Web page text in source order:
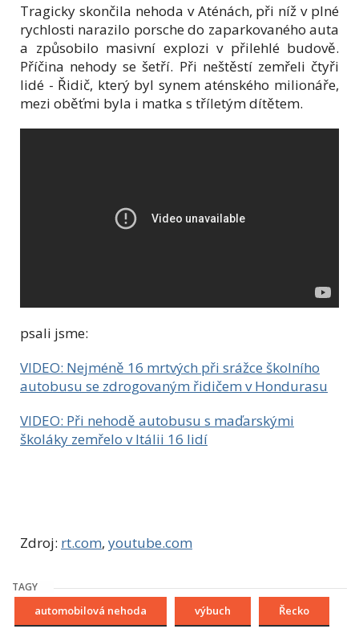
Tragicky skončila nehoda v Aténách, při níž v plné
rychlosti narazilo porsche do zaparkovaného auta
a způsobilo masivní explozi v přilehlé budově.
Příčina nehody se šetří. Při neštěstí zemřeli čtyři
lidé - Řidič, který byl synem aténského milionáře,
mezi oběťmi byla i matka s tříletým dítětem.
psali jsme:
VIDEO: Nejméně 16 mrtvých při srážce školního
autobusu se zdrogovaným řidičem v Hondurasu
VIDEO: Při nehodě autobusu s maďarskými
školáky zemřelo v Itálii 16 lidí
Zdroj: rt.com, youtube.com
TAGY
automobilová nehoda výbuch Řecko